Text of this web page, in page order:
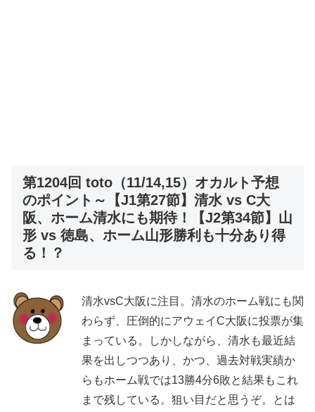
第1204回 toto（11/14,15）オカルト予想
のポイント～【J1第27節】清水 vs C大
阪、ホーム清水にも期待！【J2第34節】山
形 vs 徳島、ホーム山形勝利も十分あり得
る！？
清水vsC大阪に注目。清水のホーム戦にも関
わらず、圧倒的にアウェイC大阪に投票が集
まっている。しかしながら、清水も最近結
果を出しつつあり、かつ、過去対戦実績か
らもホーム戦では13勝4分6敗と結果もこれ
まで残している。狙い目だと思うぞ。とは